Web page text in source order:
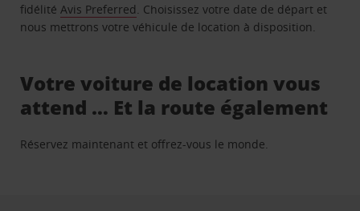
fidélitéAvis Preferred. Choisissez votre date de départ et
nous mettrons votre véhicule de location à disposition.
Votre voiture de location vous
attend … Et la route également
Réservez maintenant et offrez-vous le monde.